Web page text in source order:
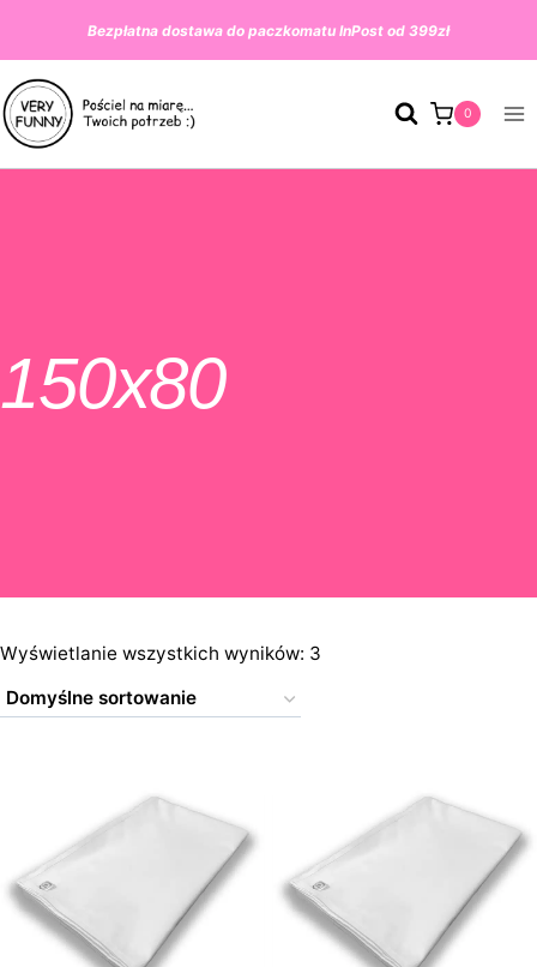
treści
Bezpłatna dostawa do paczkomatu InPost od 399zł
0
150x80
Wyświetlanie wszystkich wyników: 3